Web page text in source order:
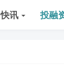
快讯 投融